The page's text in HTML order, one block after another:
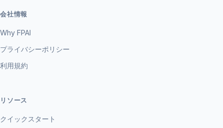
会社情報
Why FPAI
プライバシーポリシー
利用規約
リソース
クイックスタート